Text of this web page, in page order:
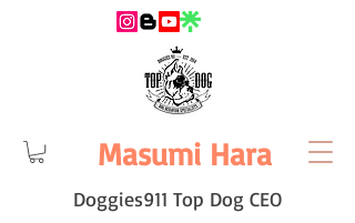
Masumi Hara
Doggies911 Top Dog CEO